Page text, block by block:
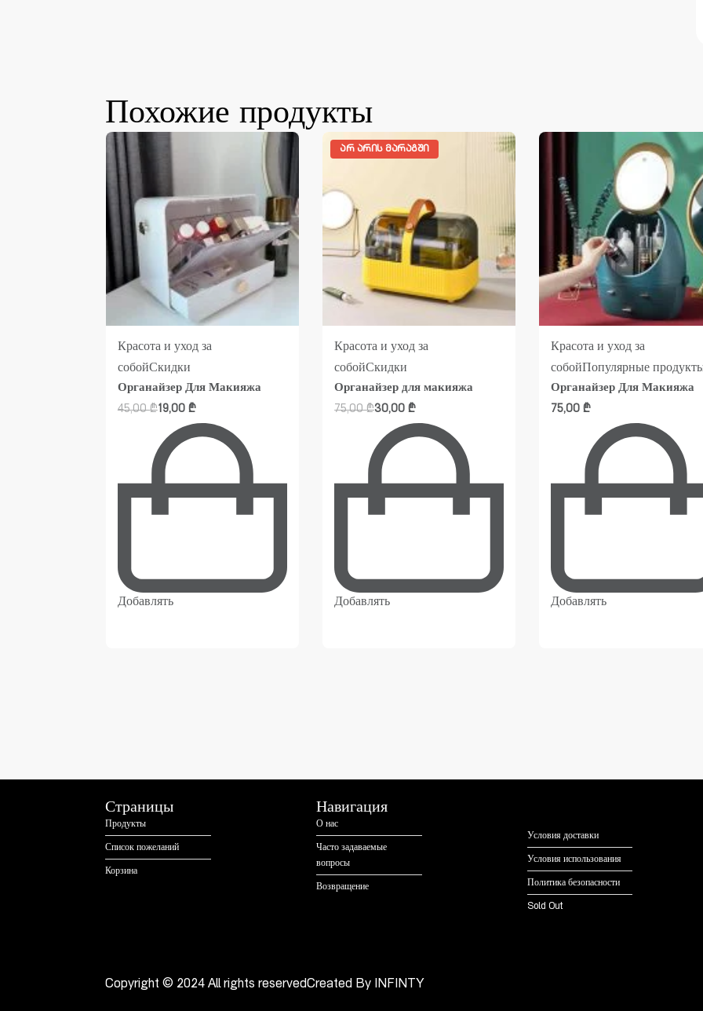
Похожие продукты
Красота и уход за
собойСкидки
Органайзер Для Макияжа
45,00₾19,00 ₾
Добавлять
ᲐᲠ ᲐᲠᲘᲡ ᲛᲐᲠᲐᲒᲨᲘ
Красота и уход за
собойСкидки
Органайзер для макияжа
75,00₾30,00₾
Добавлять
Красота и уход за
собойПопулярные
Органайзер Для Макияжа
75,00₾
Добавлять
Страницы
Продукты
Список пожеланий
Корзина
Навигация
О нас
Часто задаваемые
вопросы
Возвращение
Условия доставки
Условия использования
Политика безопасности
Sold Out
Copyright © 2024 All rights reservedCreated By INFINTY